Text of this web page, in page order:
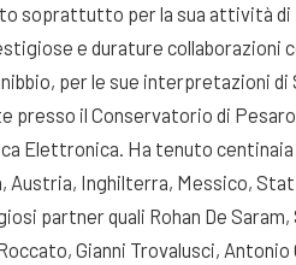
soprattutto per la sua attività
e durature collaborazioni
per le sue interpretazioni di
presso il Conservatorio di
Elettronica. Ha tenuto
Austria, Inghilterra, Messico,
partner quali Rohan De
Gianni Trovalusci,